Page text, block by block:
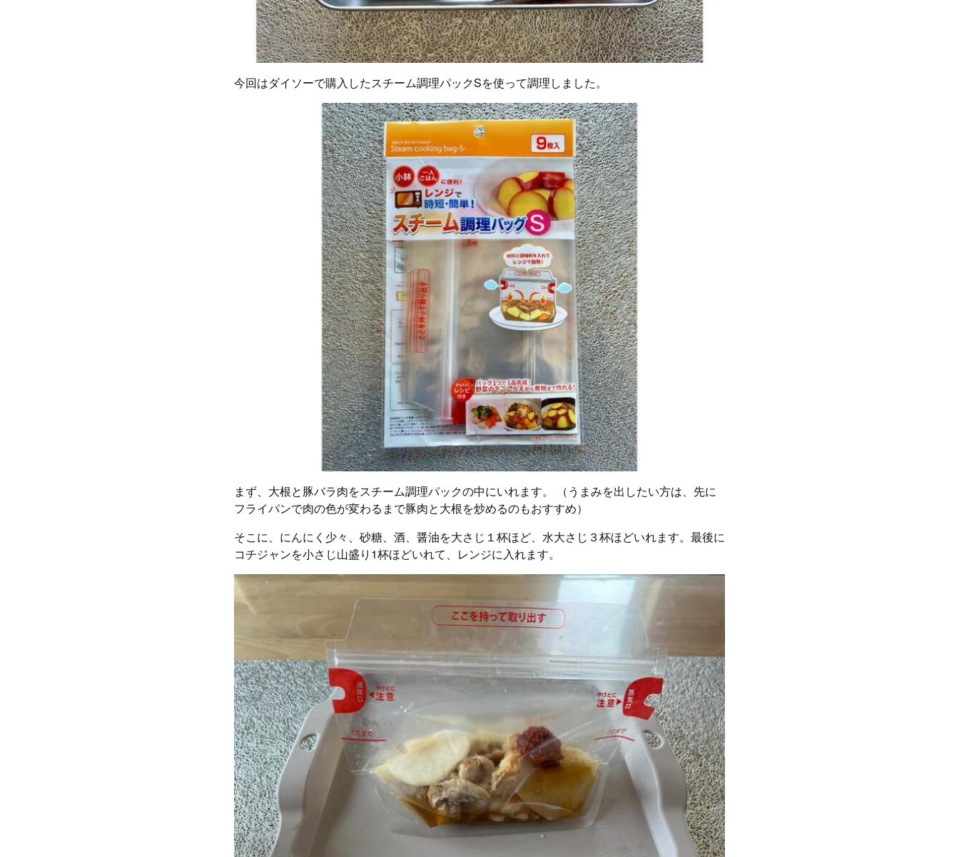
今回はダイソーで購入したスチーム調理パックSを使って調理しました。
まず、大根と豚バラ肉をスチーム調理パックの中にいれます。 （うまみを出したい方は、先に
フライパンで肉の色が変わるまで豚肉と大根を炒めるのもおすすめ）
そこに、にんにく少々、砂糖、酒、醤油を大さじ１杯ほど、水大さじ３杯ほどいれます。最後に
コチジャンを小さじ山盛り1杯ほどいれて、レンジに入れます。